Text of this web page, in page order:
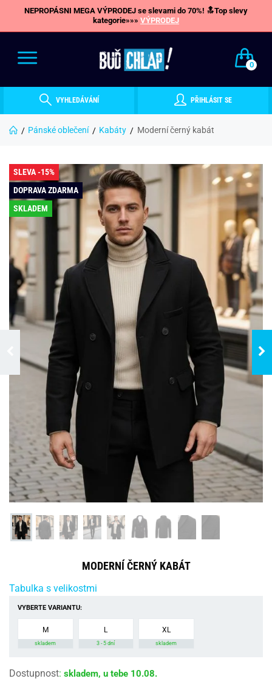
NEPROPÁSNI MEGA VÝPRODEJ se slevami do 70%! 🔝Top slevy
kategorie»»» VÝPRODEJ
0
VYHLEDÁVÁNÍ PŘIHLÁSIT SE
Pánské oblečení Kabáty Moderní černý kabát
SLEVA -15%
DOPRAVA ZDARMA
SKLADEM
MODERNÍ ČERNÝ KABÁT
Tabulka s velikostmi
VYBERTE VARIANTU:
M
skladem
L
3 - 5 dní
XL
skladem
Dostupnost: skladem, u tebe 10.08.